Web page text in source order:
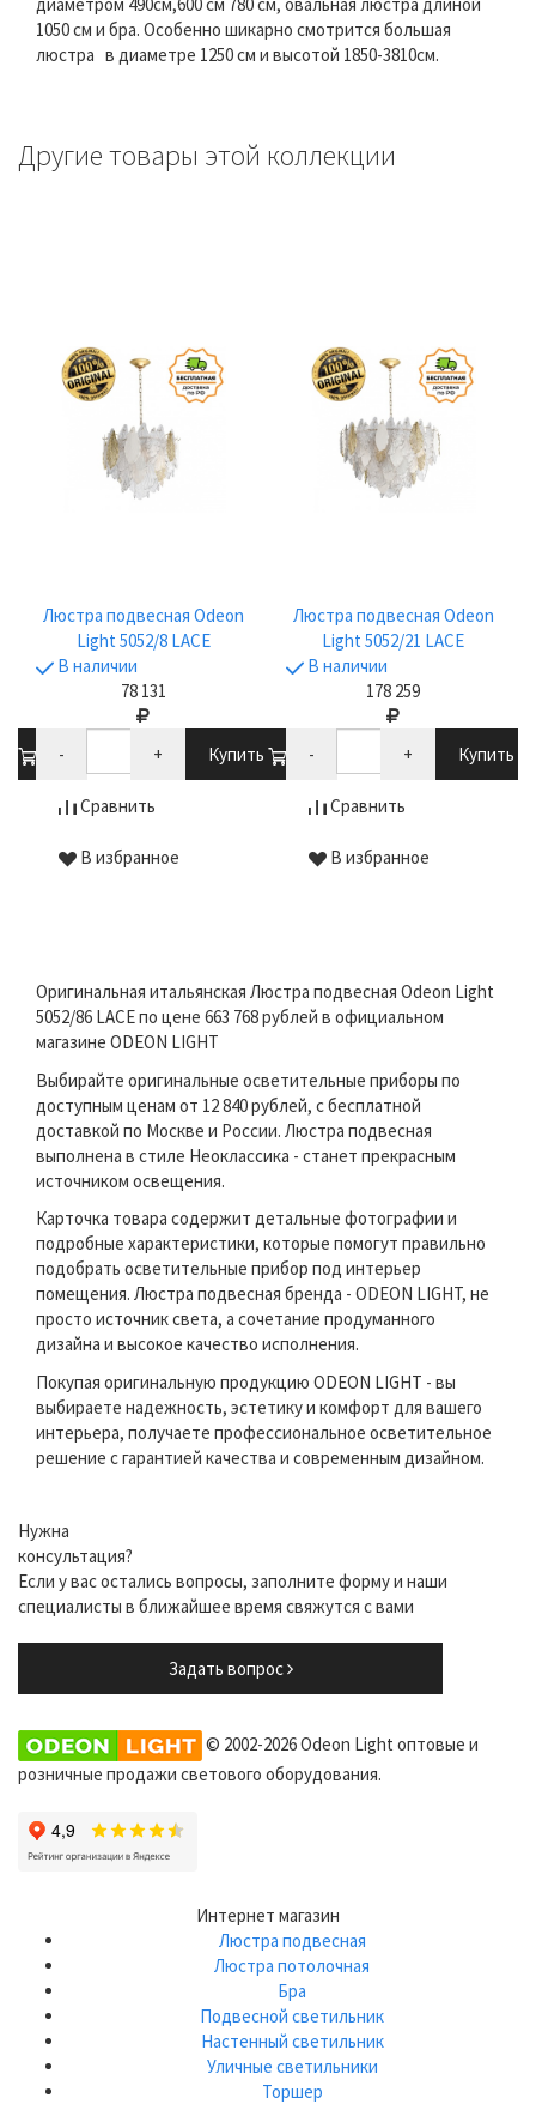
1050 см и бра. Особенно шикарно смотрится большая
люстра в диаметре 1250 см и высотой 1850-3810см.
Другие товары этой коллекции
Люстра подвесная Odeon
Light 5052/8 LACE
В наличии
78 131
- + Купить
Сравнить
В избранное
Люстра подвесная Odeon
Light 5052/21 LACE
В наличии
178 259
- + Купить
Сравнить
В избранное
Оригинальная итальянская Люстра подвесная Odeon Light
5052/86 LACE по цене 663 768 рублей в официальном
магазине ODEON LIGHT
Выбирайте оригинальные осветительные приборы по
доступным ценам от 12 840 рублей, с бесплатной
доставкой по Москве и России. Люстра подвесная
выполнена в стиле Неоклассика - станет прекрасным
источником освещения.
Карточка товара содержит детальные фотографии и
подробные характеристики, которые помогут правильно
подобрать осветительные прибор под интерьер
помещения. Люстра подвесная бренда - ODEON LIGHT, не
просто источник света, а сочетание продуманного
дизайна и высокое качество исполнения.
Покупая оригинальную продукцию ODEON LIGHT - вы
выбираете надежность, эстетику и комфорт для вашего
интерьера, получаете профессиональное осветительное
решение с гарантией качества и современным дизайном.
Нужна
консультация?
Если у вас остались вопросы, заполните форму и наши
специалисты в ближайшее время свяжутся с вами
Задать вопрос
© 2002-2026 Odeon Light оптовые и
розничные продажи светового оборудования.
Интернет магазин
Люстра подвесная
Люстра потолочная
Бра
Подвесной светильник
Настенный светильник
Уличные светильники
Торшер